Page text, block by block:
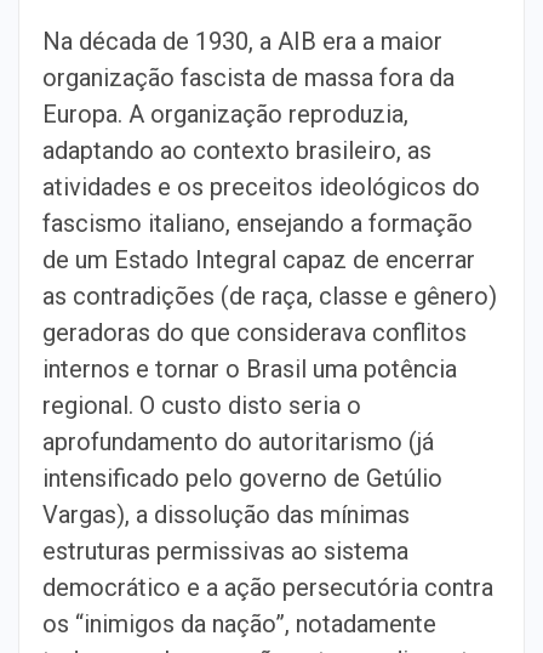
Na década de 1930, a AIB era a maior
organização fascista de massa fora da
Europa. A organização reproduzia,
adaptando ao contexto brasileiro, as
atividades e os preceitos ideológicos do
fascismo italiano, ensejando a formação
de um Estado Integral capaz de encerrar
as contradições (de raça, classe e gênero)
geradoras do que considerava conflitos
internos e tornar o Brasil uma potência
regional. O custo disto seria o
aprofundamento do autoritarismo (já
intensificado pelo governo de Getúlio
Vargas), a dissolução das mínimas
estruturas permissivas ao sistema
democrático e a ação persecutória contra
os “inimigos da nação”, notadamente